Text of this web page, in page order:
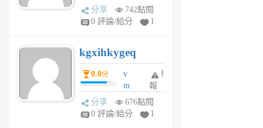
wi
w
6
個
月
前
分享
742點閱
0 評論/給分
1
kgxihkygeq
0.0分
v
m
sg
sr
舉
報
分享
676點閱
0 評論/給分
1